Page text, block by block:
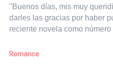
''Buenos días, mis muy
darles las gracias por haber
reciente novela como
sientan identificadas. Ya
próximo libro, tengo un título
Romance